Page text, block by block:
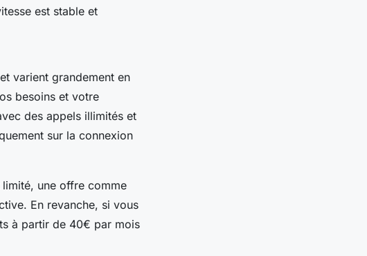
est stable et
varient grandement en
besoins et votre
des appels illimités et
sur la connexion
une offre comme
En revanche, si vous
à partir de 40€ par mois